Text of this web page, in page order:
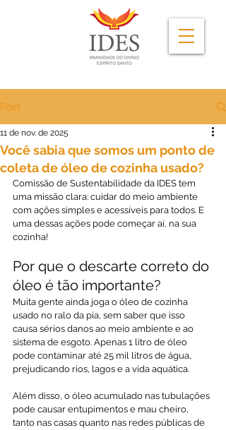
Post
Você sabia que somos um ponto de
coleta de óleo de cozinha usado?
11 de nov. de 2025
Comissão de Sustentabilidade da IDES tem
uma missão clara: cuidar do meio ambiente
com ações simples e acessíveis para todos. E
uma dessas ações pode começar aí, na sua
cozinha!
Por que o descarte correto do
óleo é tão importante?
Muita gente ainda joga o óleo de cozinha
usado no ralo da pia, sem saber que isso
causa sérios danos ao meio ambiente e ao
sistema de esgoto. Apenas 1 litro de óleo
pode contaminar até 25 mil litros de água,
prejudicando rios, lagos e a vida aquática.
Além disso, o óleo acumulado nas tubulações
pode causar entupimentos e mau cheiro,
tanto nas casas quanto nas redes públicas de